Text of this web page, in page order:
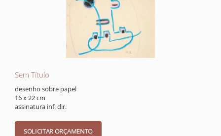
Sem Título
desenho sobre papel
16 x 22 cm
assinatura inf. dir.